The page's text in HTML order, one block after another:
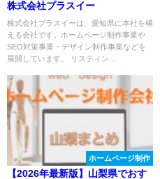
株式会社プラスイー
株式会社プラスイーは、愛知県に本社を構
える会社です。ホームページ制作事業や
SEO対策事業・デザイン制作事業などを
展開しています。 リスティン...
ホームページ制作
【2026年最新版】山梨県でおす